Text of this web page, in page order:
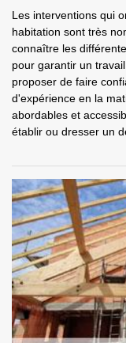
Les interventions qui
habitation sont très
connaître les
pour garantir un
proposer de faire
d'expérience en la
abordables et
établir ou dresser un